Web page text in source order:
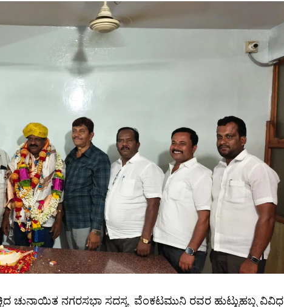
ನಗರಸಭಾ ಸದಸ್ಯ ವೆಂಕಟಮುನಿ ರವರ ಹುಟ್ಟುಹಬ್ಬ ವಿವಿಧ